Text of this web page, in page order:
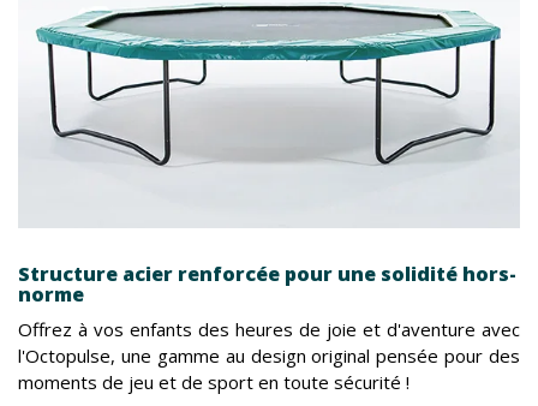
Structure acier renforcée pour une solidité hors-
norme
Offrez à vos enfants des heures de joie et d'aventure avec
l'Octopulse, une gamme au design original pensée pour des
moments de jeu et de sport en toute sécurité !